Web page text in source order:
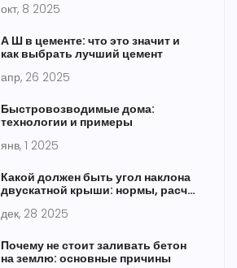
окт, 8 2025
А Ш в цементе: что это значит и
как выбрать лучший цемент
апр, 26 2025
Быстровозводимые дома:
технологии и примеры
янв, 1 2025
Какой должен быть угол наклона
двускатной крыши: нормы, расчет
дек, 28 2025
Почему не стоит заливать бетон
на землю: основные причины